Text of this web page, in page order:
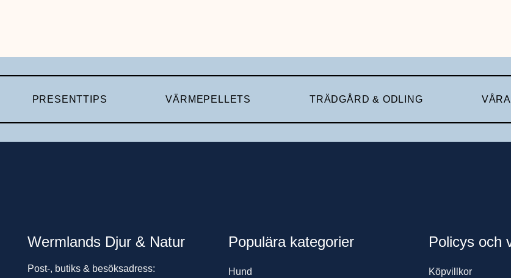
PRESENTTIPS VÄRMEPELLETS TRÄDGÅRD & ODLING
Wermlands Djur & Natur
Post-, butiks & besöksadress:
Populära kategorier
Hund
Policys och
Köpvillkor